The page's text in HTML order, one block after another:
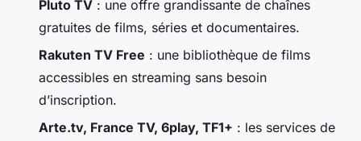
Pluto TV : une offre grandissante de chaînes
gratuites de films, séries et documentaires.
Rakuten TV Free : une bibliothèque de films
accessibles en streaming sans besoin
d’inscription.
Arte.tv, France TV, 6play, TF1+ : les services de